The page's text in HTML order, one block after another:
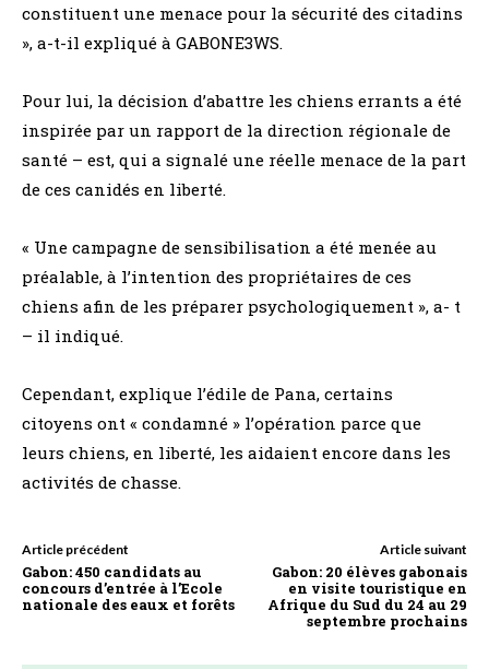
constituent une menace pour la sécurité des citadins
», a-t-il expliqué à GABONE3WS.
Pour lui, la décision d’abattre les chiens errants a été
inspirée par un rapport de la direction régionale de
santé – est, qui a signalé une réelle menace de la part
de ces canidés en liberté.
« Une campagne de sensibilisation a été menée au
préalable, à l’intention des propriétaires de ces
chiens afin de les préparer psychologiquement », a- t
– il indiqué.
Cependant, explique l’édile de Pana, certains
citoyens ont « condamné » l’opération parce que
leurs chiens, en liberté, les aidaient encore dans les
activités de chasse.
Article précédent
Gabon: 450 candidats au
concours d’entrée à l’Ecole
nationale des eaux et forêts
Article suivant
Gabon: 20 élèves gabonais
en visite touristique en
Afrique du Sud du 24 au 29
septembre prochains